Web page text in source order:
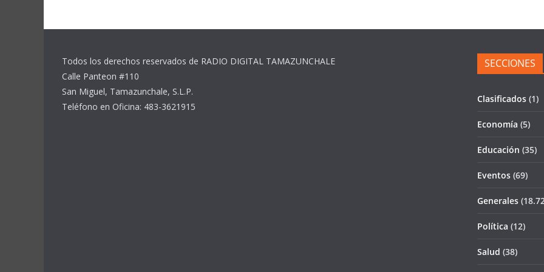
Todos los derechos reservados de RADIO DIGITAL TAMAZUNCHALE
Calle Panteon #110
San Miguel, Tamazunchale, S.L.P.
Teléfono en Oficina: 483-3621915
SECCIONES
Clasificados (1)
Economía (5)
Educación (35)
Eventos (69)
Generales
Política (12)
Salud (38)